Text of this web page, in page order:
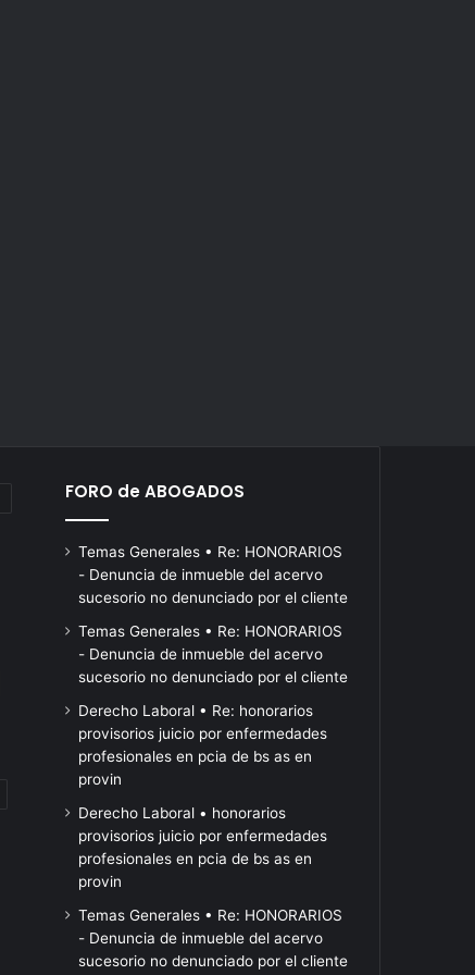
Gurúes
Hace 11 horas
una inflación menor al
30% en 2026, pero
recortaron el crecimiento
al 2,7%
semana
fábrica
en
del
Fuego,
BGH
Una semana
24
FORO de ABOGADOS
Temas Generales • Re: HONORARIOS
- Denuncia de inmueble del acervo
sucesorio no denunciado por el cliente
Temas Generales • Re: HONORARIOS
- Denuncia de inmueble del acervo
sucesorio no denunciado por el cliente
Derecho Laboral • Re: honorarios
provisorios juicio por enfermedades
profesionales en pcia de bs as en
provin
Derecho Laboral • honorarios
provisorios juicio por enfermedades
profesionales en pcia de bs as en
provin
Temas Generales • Re: HONORARIOS
- Denuncia de inmueble del acervo
sucesorio no denunciado por el cliente